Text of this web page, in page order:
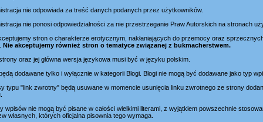
nie odpowiada za treść danych podanych przez użytkowników.
nie ponosi odpowiedzialności za nie przestrzeganie Praw Autorskich na stronach
stron o charakterze erotycznym, nakłaniających do przemocy oraz
Nie akceptujemy również stron o tematyce związanej z bukmacherstwem.
oraz jej główna wersja językowa musi być w języku polskim.
dodawane tylko i wyłącznie w kategorii Blogi. Blogi nie mogą być dodawane jako typ
typu "link zwrotny" będą usuwane w momencie usunięcia linku zwrotnego ze strony
wpisów nie mogą być pisane w całości wielkimi literami, z wyjątkiem powszechnie
własnych, których oficjalna pisownia tego wymaga.